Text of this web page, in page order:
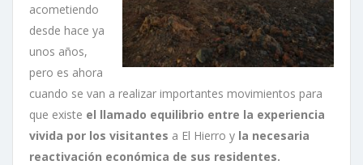
acometiendo
desde hace ya
unos años,
pero es ahora
cuando se van a realizar importantes movimientos para
que existe el llamado equilibrio entre la experiencia
vivida por los visitantes a El Hierro y la necesaria
reactivación económica de sus residentes.